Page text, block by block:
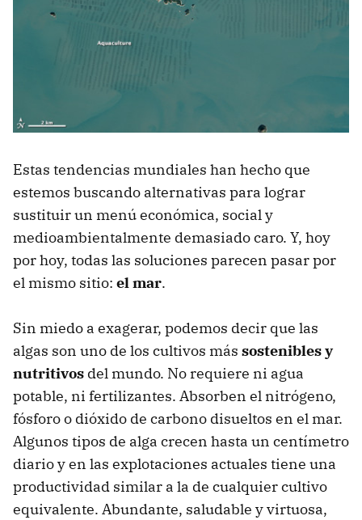
Estas tendencias mundiales han hecho que
estemos buscando alternativas para lograr
sustituir un menú económica, social y
medioambientalmente demasiado caro. Y, hoy
por hoy, todas las soluciones parecen pasar por
el mismo sitio: el mar.
Sin miedo a exagerar, podemos decir que las
algas son uno de los cultivos más sostenibles y
nutritivos del mundo. No requiere ni agua
potable, ni fertilizantes. Absorben el nitrógeno,
fósforo o dióxido de carbono disueltos en el mar.
Algunos tipos de alga crecen hasta un centímetro
diario y en las explotaciones actuales tiene una
productividad similar a la de cualquier cultivo
equivalente. Abundante, saludable y virtuosa,